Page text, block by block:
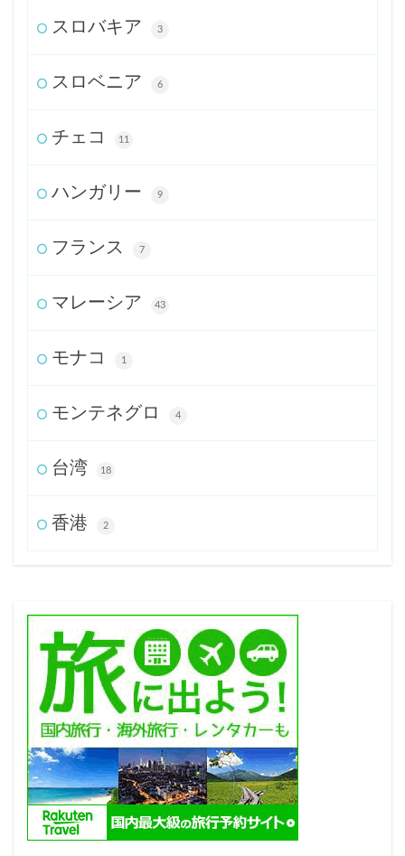
スロバキア 3
スロベニア 6
チェコ 11
ハンガリー 9
フランス 7
マレーシア 43
モナコ 1
モンテネグロ 4
台湾 18
香港 2